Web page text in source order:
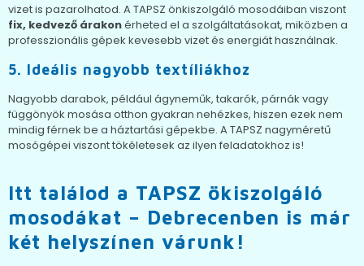
vizet is pazarolhatod. A TAPSZ önkiszolgáló mosodáiban viszont
fix, kedvező árakonérheted el a szolgáltatásokat, miközben a
professzionális gépek kevesebb vizet és energiát használnak.
5. Ideális nagyobb textíliákhoz
Nagyobb darabok, például ágyneműk, takarók, párnák vagy
függönyök mosása otthon gyakran nehézkes, hiszen ezek nem
mindig férnek be a háztartási gépekbe. A TAPSZ nagyméretű
mosógépei viszont tökéletesek az ilyen feladatokhoz is!
Itt találod a TAPSZ ökiszolgáló
mosodákat – Debrecenben is már
két helyszínen várunk!